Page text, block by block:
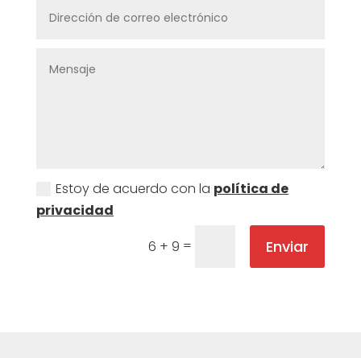
Estoy de acuerdo con la política de
privacidad
6 + 9 = Enviar